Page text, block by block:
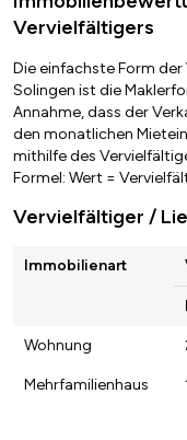
Vervielfältigers
Die einfachste Form
Solingen ist die
Annahme, dass der
den monatlichen
mithilfe des
Formel: Wert =
Vervielfältiger /
Immobilienart
Wohnung
Mehrfamilienhaus